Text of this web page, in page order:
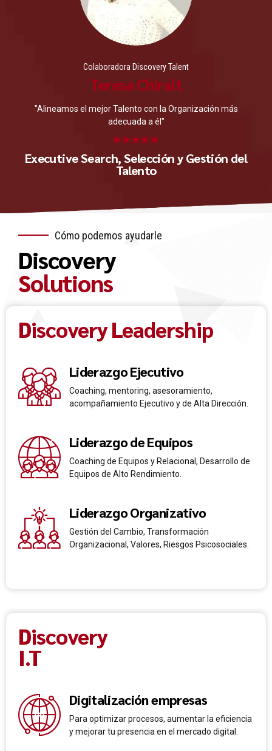
Colaboradora Discovery Talent
Teresa Chiralt
"Alineamos el mejor Talento con la Organización más
adecuada a él"
Executive Search, Selección y Gestión del
Talento
Cómo podemos ayudarle
Discovery
Solutions
Discovery Leadership
Liderazgo Ejecutivo
Coaching, mentoring, asesoramiento,
acompañamiento Ejecutivo y de Alta Dirección.
Liderazgo de Equipos
Coaching de Equipos y Relacional, Desarrollo de
Equipos de Alto Rendimiento.
Liderazgo Organizativo
Gestión del Cambio, Transformación
Organizacional, Valores, Riesgos Psicosociales.
Discovery
I.T
Digitalización empresas
Para optimizar procesos, aumentar la eficiencia
y mejorar tu presencia en el mercado digital.